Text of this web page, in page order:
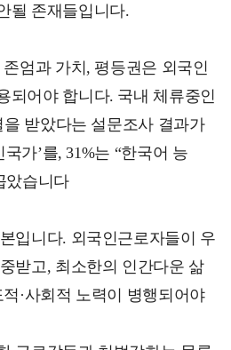
될 존재들입니다.
엄과 가치, 평등권은 외국인
되어야 합니다. 국내 체류중인
을 받았다는 설문조사 결과가
가’를, 31%는 “한국어 능
았습니다
입니다. 외국인근로자들이 우
받고, 최소한의 인간다운 삶
·사회적 노력이 병행되어야